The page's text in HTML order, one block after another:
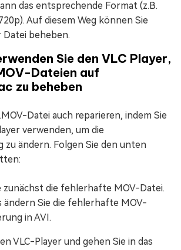
das entsprechende Format (z.B.
Auf diesem Weg können Sie
Datei beheben.
Sie den VLC Player,
Dateien auf
zu beheben
Datei auch reparieren, indem Sie
verwenden, um die
zu ändern. Folgen Sie den unten
zunächst die fehlerhafte MOV-Datei.
ändern Sie die fehlerhafte MOV-
in AVI.
VLC-Player und gehen Sie in das